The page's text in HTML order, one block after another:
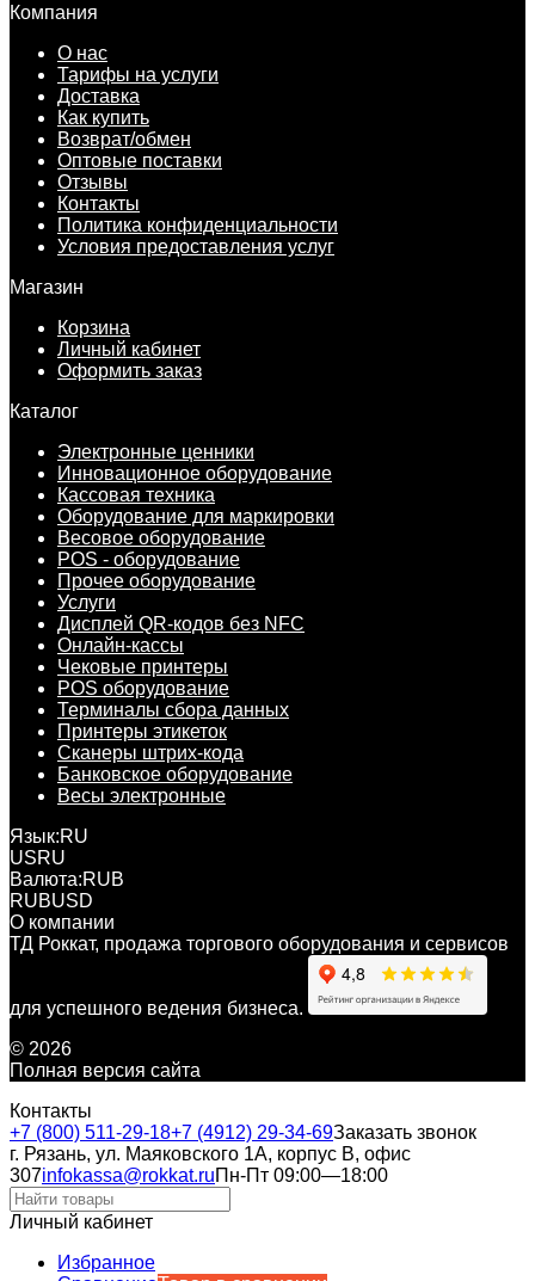
Компания
О нас
Тарифы на услуги
Доставка
Как купить
Возврат/обмен
Оптовые поставки
Отзывы
Контакты
Политика конфиденциальности
Условия предоставления услуг
Магазин
Корзина
Личный кабинет
Оформить заказ
Каталог
Электронные ценники
Инновационное оборудование
Кассовая техника
Оборудование для маркировки
Весовое оборудование
POS - оборудование
Прочее оборудование
Услуги
Дисплей QR-кодов без NFC
Онлайн-кассы
Чековые принтеры
POS оборудование
Терминалы сбора данных
Принтеры этикеток
Сканеры штрих-кода
Банковское оборудование
Весы электронные
Язык:RU
USRU
Валюта:RUB
RUBUSD
О компании
ТД Роккат, продажа торгового оборудования и сервисов
для успешного ведения бизнеса.
© 2026
Полная версия сайта
Контакты
+7 (800) 511-29-18+7 (4912) 29-34-69Заказать звонок
г. Рязань, ул. Маяковского 1А, корпус B, офис
307infokassa@rokkat.ruПн-Пт 09:00—18:00
Личный кабинет
Избранное